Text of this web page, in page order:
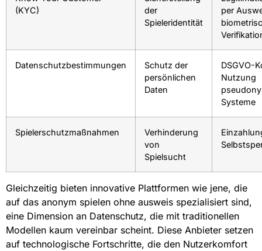
(KYC)
der
Spieleridentität
per
Datenschutzbestimmungen
Schutz der
persönlichen
Daten
DSGVO-
Nutzung
Systeme
Spielerschutzmaßnahmen
Verhinderung
von
Spielsucht
Gleichzeitig bieten innovative Plattformen wie jene, die
auf das anonym spielen ohne ausweis spezialisiert sind,
eine Dimension an Datenschutz, die mit traditionellen
Modellen kaum vereinbar scheint. Diese Anbieter setzen
auf technologische Fortschritte, die den Nutzerkomfort